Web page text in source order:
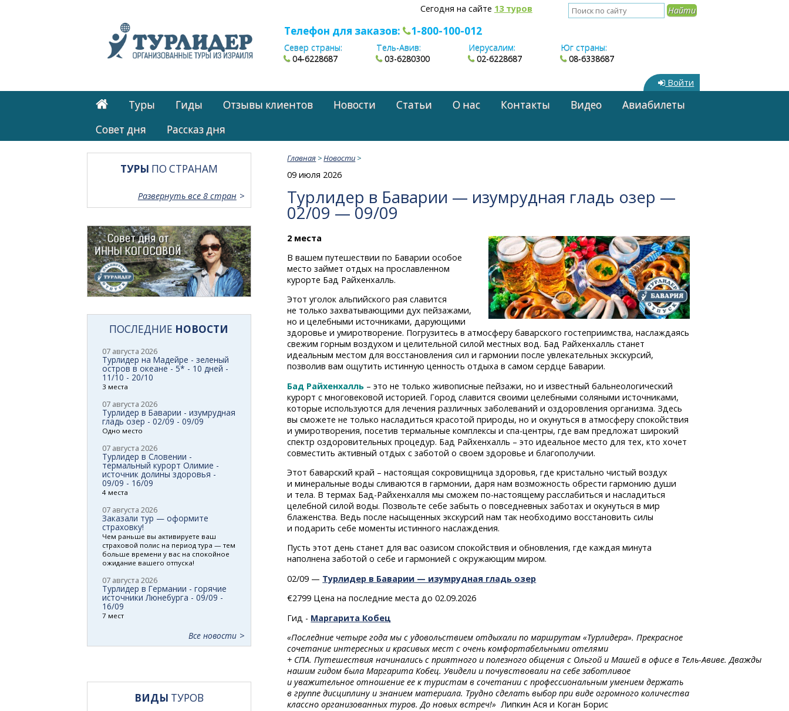
Сегодня на сайте 13 туров
Телефон для заказов: 1-800-100-012
Север страны:
04-6228687
Тель-Авив:
03-6280300
Иерусалим:
02-6228687
Юг страны:
08-6338687
Войти
Туры Гиды Отзывы клиентов Новости Статьи О нас Контакты Видео
Авиабилеты
Cовет дня
Рассказ дня
Главная >Новости >
09 июля 2026
Турлидер в Баварии — изумрудная гладь озер —
02/09 — 09/09
2 места
В вашем путешествии по Баварии особое
место займет отдых на прославленном
курорте Бад Райхенхалль.
Этот уголок альпийского рая славится
не только захватывающими дух пейзажами,
но и целебными источниками, дарующими
здоровье и умиротворение. Погрузитесь в атмосферу баварского гостеприимства, наслаждаясь
свежим горным воздухом и целительной силой местных вод. Бад Райхенхалль станет
идеальным местом для восстановления сил и гармонии после увлекательных экскурсий,
позволив вам ощутить истинную ценность отдыха в самом сердце Баварии.
Бад Райхенхалль – это не только живописные пейзажи, но и известный бальнеологический
курорт с многовековой историей. Город славится своими целебными соляными источниками,
которые используются для лечения различных заболеваний и оздоровления организма. Здесь
вы сможете не только насладиться красотой природы, но и окунуться в атмосферу спокойствия
и умиротворения, посетив термальные комплексыи спа-центры, где вам предложат широкий
спектр оздоровительных процедур. Бад Райхенхалль – это идеальное место для тех, кто хочет
совместить активный отдых с заботой о своем здоровье и благополучии.
Этот баварский край – настоящая сокровищница здоровья, где кристально чистый воздух
и минеральные воды сливаются в гармонии, даря нам возможность обрести гармонию души
и тела. В термах Бад-Райхенхалля мы сможемпо-настоящему расслабиться и насладиться
целебной силой воды. Позвольте себе забыть о повседневных заботах и окунуться в мир
блаженства. Ведь после насыщенных экскурсий нам так необходимо восстановить силы
и подарить себе моменты истинного наслаждения.
Пусть этот день станет для вас оазисом спокойствия и обновления, где каждая минута
наполнена заботой о себе и гармонией с окружающим миром.
02/09 — Турлидер в Баварии — изумрудная гладь озер
€2799 Цена на последние места до 02.09.2026
Гид - Маргарита Кобец
«Последние четыре года мы с удовольствием отдыхали по маршрутам «Турлидера». Прекрасное
сочетание интересных и красивых мест с очень комфортабельными отелями
+ СПА.Путешествияначиналисьс приятногои полезногообщенияс Ольгойи Машейв офисев Тель-Авиве. Дважды
нашим гидом была Маргарита Кобец. Увидели и почувствовали на себе заботливое
и уважительное отношение ее к туристам в сочетании с профессиональным умением держать
в группе дисциплину и знанием материала. Трудно сделать выбор при виде огромного количества
классно организованных туров. До новых встреч!» Липкин Ася и Коган Борис
ТУРЫ ПО СТРАНАМ
Развернуть все 8 стран
ПОСЛЕДНИЕ НОВОСТИ
07 августа 2026
Турлидер на Мадейре - зеленый
остров в океане - 5* - 10 дней -
11/10 - 20/10
3 места
07 августа 2026
Турлидер в Баварии - изумрудная
гладь озер - 02/09 - 09/09
Одно место
07 августа 2026
Турлидер в Словении -
термальный курорт Олимие -
источник долины здоровья -
09/09 - 16/09
4 места
07 августа 2026
Заказали тур — оформите
страховку!
Чем раньше вы активируете ваш
страховой полис на период тура — тем
больше времени у вас на спокойное
ожидание вашего отпуска!
07 августа 2026
Турлидер в Германии - горячие
источники Люнебурга - 09/09 -
16/09
7 мест
Все новости
ВИДЫ ТУРОВ